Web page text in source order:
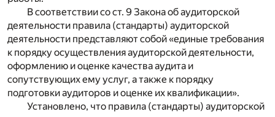
В соответствии со ст. 9 Закона об аудиторской
деятельности правила (стандарты) аудиторской
деятельности представляют собой «единые требования
к порядку осуществления аудиторской деятельности,
оформлению и оценке качества аудита и
сопутствующих ему услуг, а также к порядку
подготовки аудиторов и оценке их квалификации».
Установлено, что правила (стандарты) аудиторской